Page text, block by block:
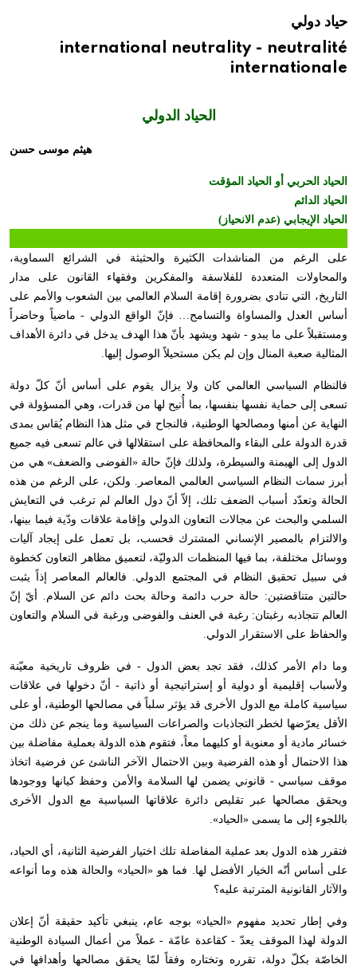
حياد دولي
international neutrality - neutralité
internationale
الحياد الدولي
هيثم موسى حسن
الحياد الحربي أو الحياد المؤقت
الحياد الدائم
الحياد الإيجابي (عدم الانحياز)
على الرغم من المناشدات الكثيرة والحثيثة في الشرائع السماوية،
والمحاولات المتعددة للفلاسفة والمفكرين وفقهاء القانون على مدار
التاريخ، التي تنادي بضرورة إقامة السلام العالمي بين الشعوب والأمم على
أساس العدل والمساواة والتسامح… فإنّ الواقع الدولي - ماضياً وحاضراً
ومستقبلاً على ما يبدو - شهد ويشهد بأنّ هذا الهدف يدخل في دائرة الأهداف
المثالية صعبة المنال وإن لم يكن مستحيلاً الوصول إليها.
فالنظام السياسي العالمي كان ولا يزال يقوم على أساس أنّ كلّ دولة
تسعى إلى حماية نفسها بنفسها، بما أُتيح لها من قدرات، وهي المسؤولة في
النهاية عن أمنها ومصالحها الوطنية، فالنجاح في مثل هذا النظام يُقاس بمدى
قدرة الدولة على البقاء والمحافظة على استقلالها في عالم تسعى فيه جميع
الدول إلى الهيمنة والسيطرة، ولذلك فإنّ حالة «الفوضى والضعف» هي من
أبرز سمات النظام السياسي العالمي المعاصر. ولكن، على الرغم من هذه
الحالة وتعدّد أسباب الضعف تلك، إلاّ أنّ دول العالم لم ترغب في التعايش
السلمي والبحث عن مجالات التعاون الدولي وإقامة علاقات ودّية فيما بينها،
والالتزام بالمصير الإنساني المشترك فحسب، بل تعمل على إيجاد آليات
ووسائل مختلفة، بما فيها المنظمات الدوليّة، لتعميق مظاهر التعاون كخطوة
في سبيل تحقيق النظام في المجتمع الدولي. فالعالم المعاصر إذاً يثبت
حالتين متناقضتين: حالة حرب دائمة وحالة بحث دائم عن السلام. أيّ إنّ
العالم تتجاذبه رغبتان: رغبة في العنف والفوضى ورغبة في السلام والتعاون
والحفاظ على الاستقرار الدولي.
وما دام الأمر كذلك، فقد تجد بعض الدول - في ظروف تاريخية معيّنة
ولأسباب إقليمية أو دولية أو إستراتيجية أو ذاتية - أنّ دخولها في علاقات
سياسية كاملة مع الدول الأخرى قد يؤثر سلباً في مصالحها الوطنية، أو على
الأقل يعرّضها لخطر التجاذبات والصراعات السياسية وما ينجم عن ذلك من
خسائر مادية أو معنوية أو كليهما معاً، فتقوم هذه الدولة بعملية مفاضلة بين
هذا الاحتمال أو هذه الفرضية وبين الاحتمال الآخر الناشئ عن فرضية اتخاذ
موقف سياسي - قانوني يضمن لها السلامة والأمن وحفظ كيانها ووجودها
ويحقق مصالحها عبر تقليص دائرة علاقاتها السياسية مع الدول الأخرى
باللجوء إلى ما يسمى «الحياد».
فتقرر هذه الدول بعد عملية المفاضلة تلك اختيار الفرضية الثانية، أي الحياد،
على أساس أنّه الخيار الأفضل لها. فما هو «الحياد» والحالة هذه وما أنواعه
والآثار القانونية المترتبة عليه؟
وفي إطار تحديد مفهوم «الحياد» بوجه عام، ينبغي تأكيد حقيقة أنّ إعلان
الدولة لهذا الموقف يعدّ - كقاعدة عامّة - عملاً من أعمال السيادة الوطنية
الخاصّة بكلّ دولة، تقرره وتختاره وفقاً لمّا يحقق مصالحها وأهدافها في